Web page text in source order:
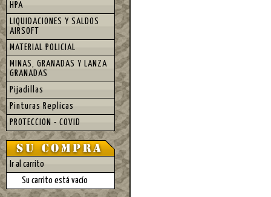
HPA
LIQUIDACIONES Y SALDOS
AIRSOFT
MATERIAL POLICIAL
MINAS, GRANADAS Y LANZA
GRANADAS
Pijadillas
Pinturas Replicas
PROTECCION - COVID
Ir al carrito
Su carrito está vacío